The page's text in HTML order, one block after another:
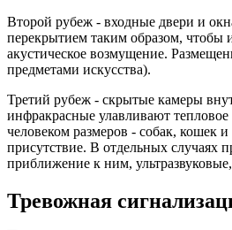
Второй рубеж - входные двери и
перекрытием таким образом, чтобы
акустическое возмущение.
предметами искусства).
Третий рубеж - скрытые камеры
инфракрасные улавливают
человеком размеров - собак, кошек
присутствие. В отдельных случаях
приближение к ним,
Тревожная